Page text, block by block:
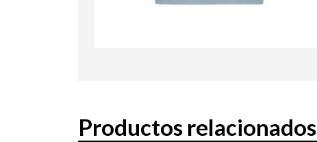
Productos relacionados